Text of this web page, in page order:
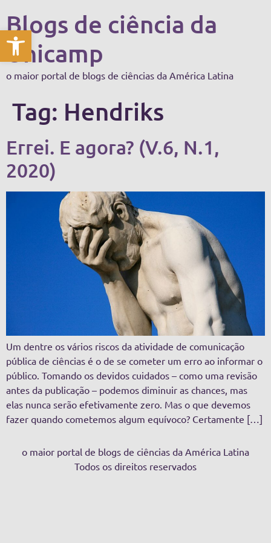
Abrir a barra de ferramentas
Blogs de ciência da
Unicamp
o maior portal de blogs de ciências da América Latina
Tag: Hendriks
Errei. E agora? (V.6, N.1,
2020)
Um dentre os vários riscos da atividade de comunicação
pública de ciências é o de se cometer um erro ao informar o
público. Tomando os devidos cuidados – como uma revisão
antes da publicação – podemos diminuir as chances, mas
elas nunca serão efetivamente zero. Mas o que devemos
fazer quando cometemos algum equívoco? Certamente […]
o maior portal de blogs de ciências da América Latina
Todos os direitos reservados